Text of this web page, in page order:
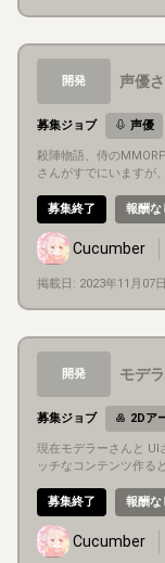
開発 声優
募集ジョブ 声優
殺陣物語、侍のMMORPGの
さんがすでにいますが、
アクティブに、早めに
募集終了 報酬な
Cucumber
掲載日: 2023年11月07日
開発 モデ
募集ジョブ 2Dア
現在モデラーさんと UIさん、
ッチなコンテンツ作るときに、 マスト
募集終了
報酬な
Cucumber